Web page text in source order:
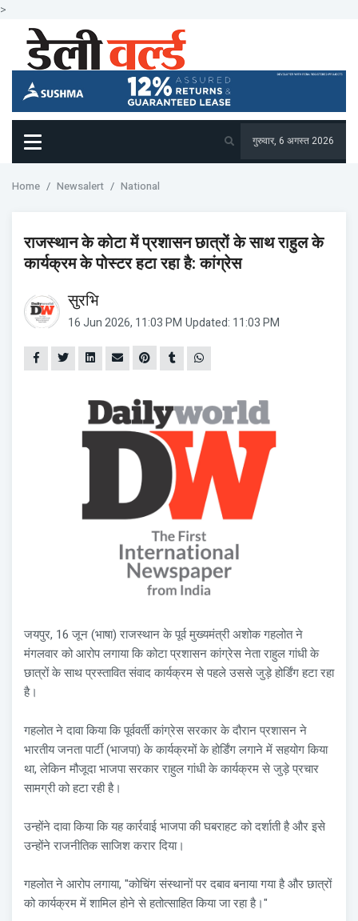
>
गुरुवार, 6 अगस्त 2026
Home Newsalert National
राजस्थान के कोटा में प्रशासन छात्रों के साथ राहुल के
कार्यक्रम के पोस्टर हटा रहा है: कांग्रेस
सुरभि
16 Jun 2026, 11:03 PM Updated: 11:03 PM
जयपुर, 16 जून (भाषा) राजस्थान के पूर्व मुख्यमंत्री अशोक गहलोत ने
मंगलवार को आरोप लगाया कि कोटा प्रशासन कांग्रेस नेता राहुल गांधी के
छात्रों के साथ प्रस्तावित संवाद कार्यक्रम से पहले उससे जुड़े होर्डिंग हटा रहा
है।
गहलोत ने दावा किया कि पूर्ववर्ती कांग्रेस सरकार के दौरान प्रशासन ने
भारतीय जनता पार्टी (भाजपा) के कार्यक्रमों के होर्डिंग लगाने में सहयोग किया
था, लेकिन मौजूदा भाजपा सरकार राहुल गांधी के कार्यक्रम से जुड़े प्रचार
सामग्री को हटा रही है।
उन्होंने दावा किया कि यह कार्रवाई भाजपा की घबराहट को दर्शाती है और इसे
उन्होंने राजनीतिक साजिश करार दिया।
गहलोत ने आरोप लगाया, "कोचिंग संस्थानों पर दबाव बनाया गया है और छात्रों
को कार्यक्रम में शामिल होने से हतोत्साहित किया जा रहा है।"